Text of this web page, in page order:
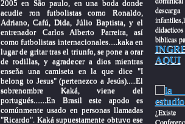
2005 en São paulo, en una boda donde
acudie ron futbolistas como Ronaldo,
Adriano, Cafú, Dida, Júlio Baptista, y el
entrenador Carlos Alberto Parreira, así
como futbolistas internacionales.....kaka en
lugar de gritar tras el triunfo, se pone a orar
de rodillas, y agradecer a dios mientras
enseña una camiseta en la que dice "I
belong to Jesus" (pertenezco a Jesús).....El
sobrenombre Kaká, viene del
portugués.......En Brasil este apodo es
comúnmente usado en personas llamadas
"Ricardo". Kaká supuestamente obtuvo ese
biblicas
AQUI